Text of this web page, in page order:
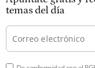
temas del día